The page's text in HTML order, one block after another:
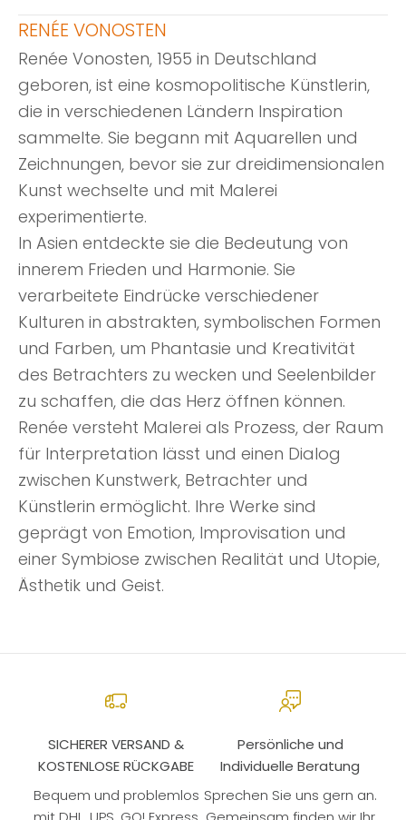
RENÉE VONOSTEN
Renée Vonosten, 1955 in Deutschland
geboren, ist eine kosmopolitische Künstlerin,
die in verschiedenen Ländern Inspiration
sammelte. Sie begann mit Aquarellen und
Zeichnungen, bevor sie zur dreidimensionalen
Kunst wechselte und mit Malerei
experimentierte.
In Asien entdeckte sie die Bedeutung von
innerem Frieden und Harmonie. Sie
verarbeitete Eindrücke verschiedener
Kulturen in abstrakten, symbolischen Formen
und Farben, um Phantasie und Kreativität
des Betrachters zu wecken und Seelenbilder
zu schaffen, die das Herz öffnen können.
Renée versteht Malerei als Prozess, der Raum
für Interpretation lässt und einen Dialog
zwischen Kunstwerk, Betrachter und
Künstlerin ermöglicht. Ihre Werke sind
geprägt von Emotion, Improvisation und
einer Symbiose zwischen Realität und Utopie,
Ästhetik und Geist.
SICHERER VERSAND &
KOSTENLOSE RÜCKGABE
Bequem und problemlos
Persönliche und
Individuelle Beratung
Sprechen Sie uns gern an.